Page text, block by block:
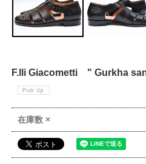
F.lli Giacometti " Gurkha
在庫数 ×